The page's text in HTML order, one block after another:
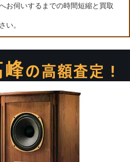
お伺いするまでの時間短縮と買取
い。